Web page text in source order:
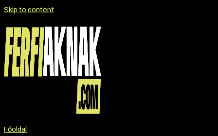
Skip to content
Főoldal